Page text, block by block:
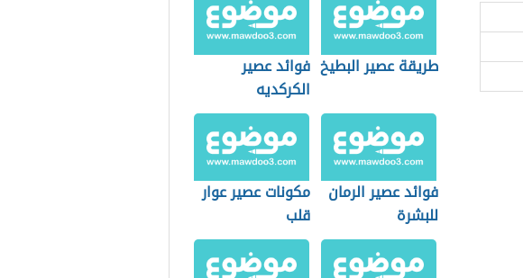
طريقة عصير البطيخ فوائد عصير
الكركديه
فوائد عصير الرمان
للبشرة
مكونات عصير عوار
قلب